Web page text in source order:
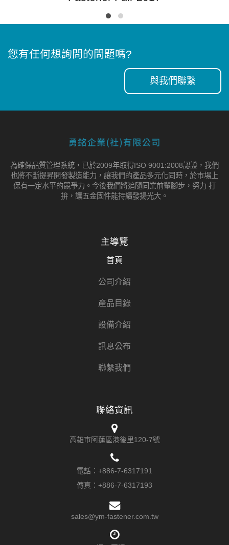
您有任何想詢問的問題嗎?
與我們聯繫
為確保品質管理系統，已於2009年取得ISO 9001:2008認證，我們
也將不斷提昇開發製造能力，讓我們的產品多元化同時，於市場上
保有一定水平的競爭力。今後我們將追隨同業前輩腳步，努力 打
拚，讓五金固件能持續發揚光大。
主導覽
首頁
公司介紹
產品目錄
設備介紹
訊息公布
聯繫我們
聯絡資訊
高雄市阿蓮區港後里120-7號
電話： +886-7-6317191
傳真：+886-7-6317193
sales@ym-fastener.com.tw